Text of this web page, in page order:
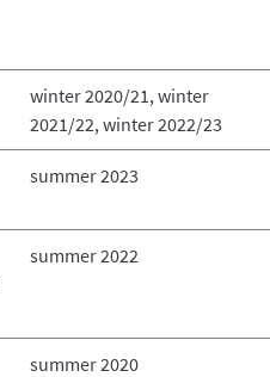
winter 2020/21, winter
2021/22, winter 2022/23
summer 2023
summer 2022
summer 2020